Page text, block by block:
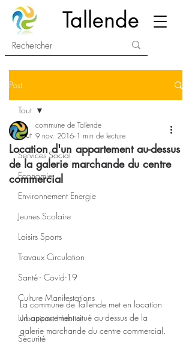
Tallende
Post
Tout
Services Social
Economie
Environnement Energie
Jeunes Scolaire
Loisirs Sports
Travaux Circulation
Santé - Covid-19
Culture Manifestations
Urbanisme Habitat
Sécurité
Tout
Location d'un appartement au-dessus
de la galerie marchande du centre
commercial
commune de Tallende
9 nov. 2016 1 min de lecture
La commune de Tallende met en location
un appartement situé au-dessus de la
galerie marchande du centre commercial.